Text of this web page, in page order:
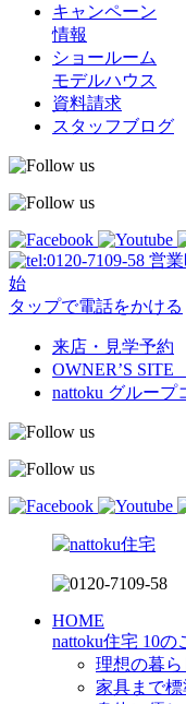
キャンペーン
情報
ショールーム
モデルハウス
資料請求
スタッフブログ
営
始
タップで電話をかける
来店・見学予約
OWNER’S
nattoku グループ
HOME
nattoku住宅 10の
理想の暮
家具まで